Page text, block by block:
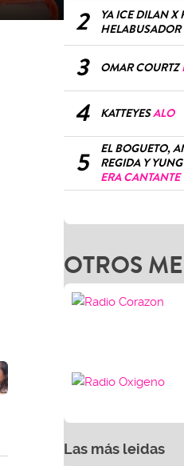
2
YA ICE DILAN X
HELABUSADOR
3 OMAR COURTZ
4 KATTEYESALO
5
EL BOGUETO,
REGIDA Y
ERA CANTANTE
OTROS
Las más leidas